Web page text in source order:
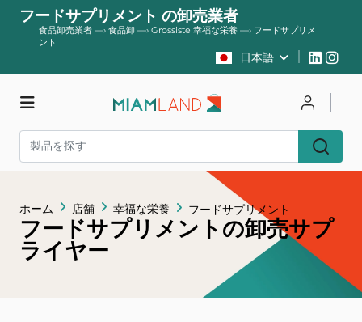
フードサプリメント の卸売業者
食品卸売業者 —› 食品卸 —› Grossiste 幸福な栄養 —›フードサプリメ
ント
日本語
ホーム 店舗 幸福な栄養 フードサプリメント
フードサプリメントの卸売サプ
ライヤー
店舗 登録する